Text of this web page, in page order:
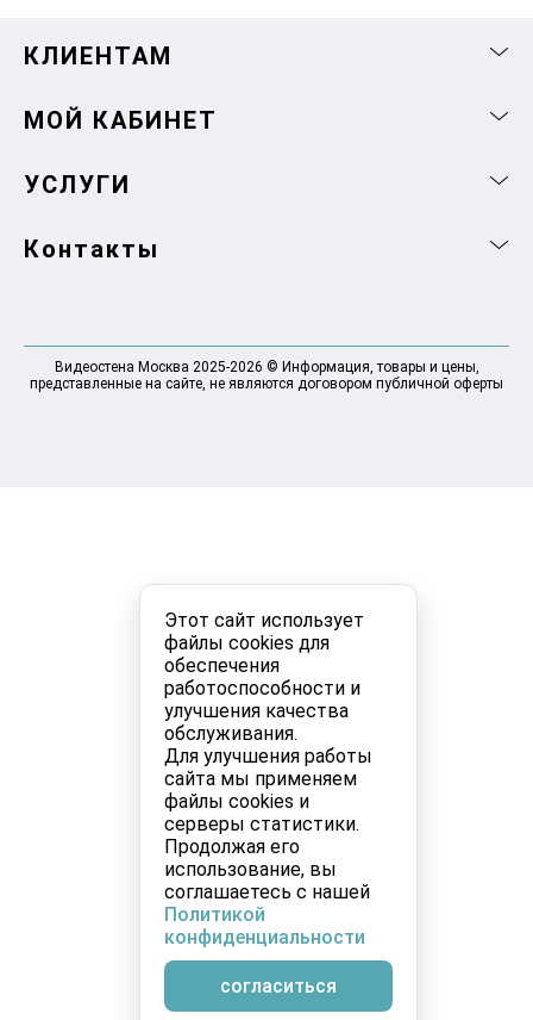
Этот сайт использует
файлы cookies для
обеспечения
работоспособности и
улучшения качества
обслуживания.
Для улучшения работы
сайта мы применяем
файлы cookies и
серверы статистики.
Продолжая его
использование, вы
соглашаетесь с нашей
Политикой
конфиденциальности
согласиться
КЛИЕНТАМ
МОЙ КАБИНЕТ
УСЛУГИ
Контакты
Видеостена Москва 2025-2026 © Информация, товары и цены,
представленные на сайте, не являются договором публичной оферты